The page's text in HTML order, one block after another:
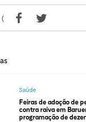
(
Saúde
Feiras de adoção de
contra raiva em
programação de